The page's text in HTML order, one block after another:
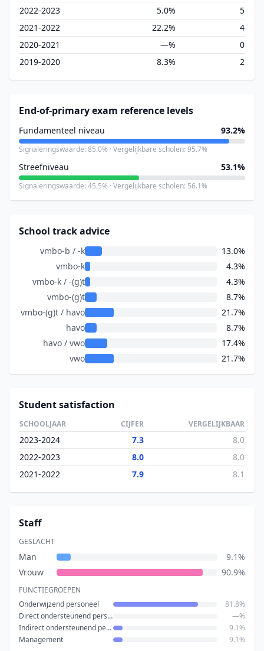
2022-2023
5.0%
5
2021-2022
22.2%
4
2020-2021
—%
0
2019-2020
8.3% 2
End-of-primary exam reference levels
Fundamenteel niveau 93.2%
Signaleringswaarde: 85.0% · Vergelijkbare scholen: 95.7%
Streefniveau 53.1%
Signaleringswaarde: 45.5% · Vergelijkbare scholen: 56.1%
School track advice
vmbo-b / -k
13.0%
vmbo-k
4.3%
vmbo-k / -(g)t
4.3%
vmbo-(g)t
8.7%
vmbo-(g)t / havo
21.7%
havo
8.7%
havo / vwo
17.4%
vwo
21.7%
Student satisfaction
SCHOOLJAAR CIJFER VERGELIJKBAAR
2023-2024 7.3
8.0
2022-2023
8.0
8.0
2021-2022
7.9 8.1
Staff
GESLACHT
Man
9.1%
Vrouw
90.9%
FUNCTIEGROEPEN
Onderwijzend personeel
81.8%
Direct ondersteunend personeel
—%
Indirect ondersteunend personeel
9.1%
Management
9.1%